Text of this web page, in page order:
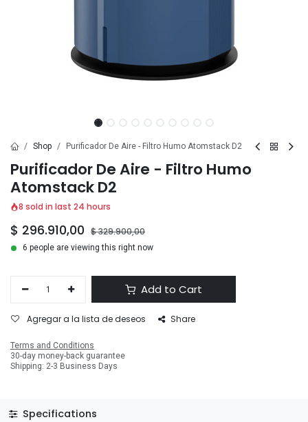
Shop Purificador De Aire - Filtro Humo Atomstack D2
Purificador De Aire - Filtro Humo
Atomstack D2
8 sold in last 24 hours
$ 296.910,00 $329.900,00
6 people are viewing this right now
Add to Cart
Agregar a la lista de deseos Share
Terms and Conditions
30-day money-back guarantee
Shipping: 2-3 Business Days
Specifications